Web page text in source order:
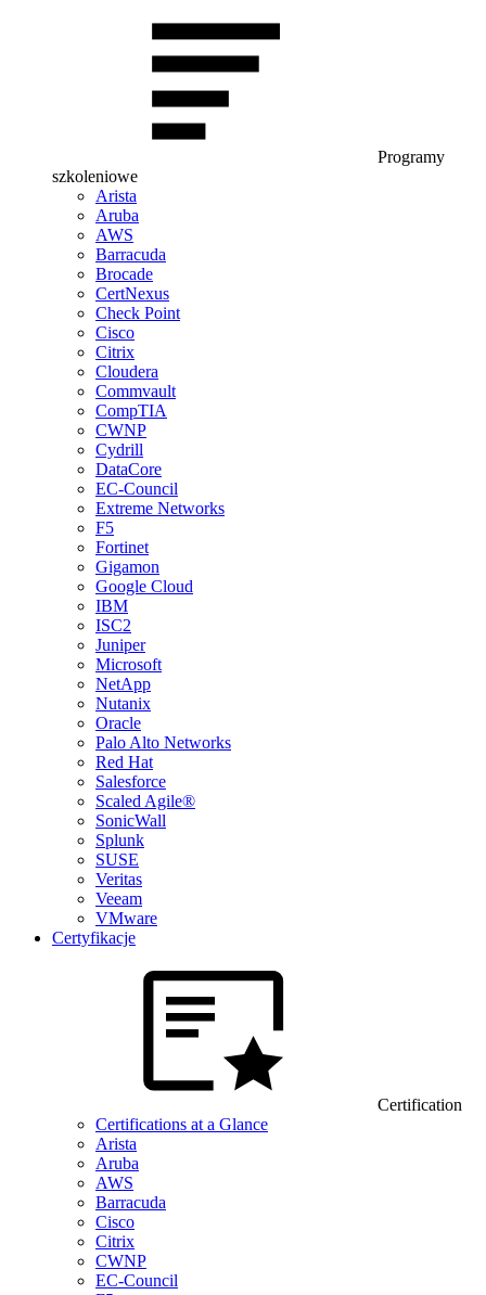
Programy
szkoleniowe
Arista
Aruba
AWS
Barracuda
Brocade
CertNexus
Check Point
Cisco
Citrix
Cloudera
Commvault
CompTIA
CWNP
Cydrill
DataCore
EC-Council
Extreme Networks
F5
Fortinet
Gigamon
Google Cloud
IBM
ISC2
Juniper
Microsoft
NetApp
Nutanix
Oracle
Palo Alto Networks
Red Hat
Salesforce
Scaled Agile®
SonicWall
Splunk
SUSE
Veritas
Veeam
VMware
Certyfikacje
Certification
Certifications at a Glance
Arista
Aruba
AWS
Barracuda
Cisco
Citrix
CWNP
EC-Council